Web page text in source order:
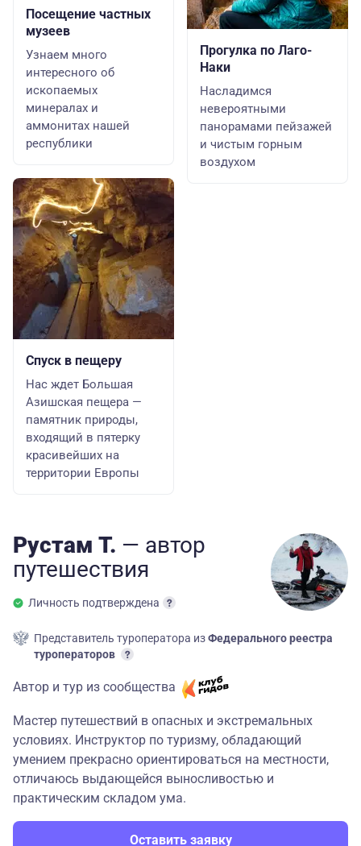
Посещение частных
музеев
Узнаем много
интересного об
ископаемых
минералах и
аммонитах нашей
республики
Спуск в пещеру
Нас ждет Большая
Азишская пещера —
памятник природы,
входящий в пятерку
красивейших на
территории Европы
Прогулка по Лаго-
Наки
Насладимся
невероятными
панорамами пейзажей
и чистым горным
воздухом
Рустам Т. — автор
путешествия
Личность подтверждена
Представитель туроператора изФедерального реестра
туроператоров
Автор и тур из сообщества
Мастер путешествий в опасных и экстремальных
условиях. Инструктор по туризму, обладающий
умением прекрасно ориентироваться на местности,
отличаюсь выдающейся выносливостью и
практическим складом ума.
Оставить заявку